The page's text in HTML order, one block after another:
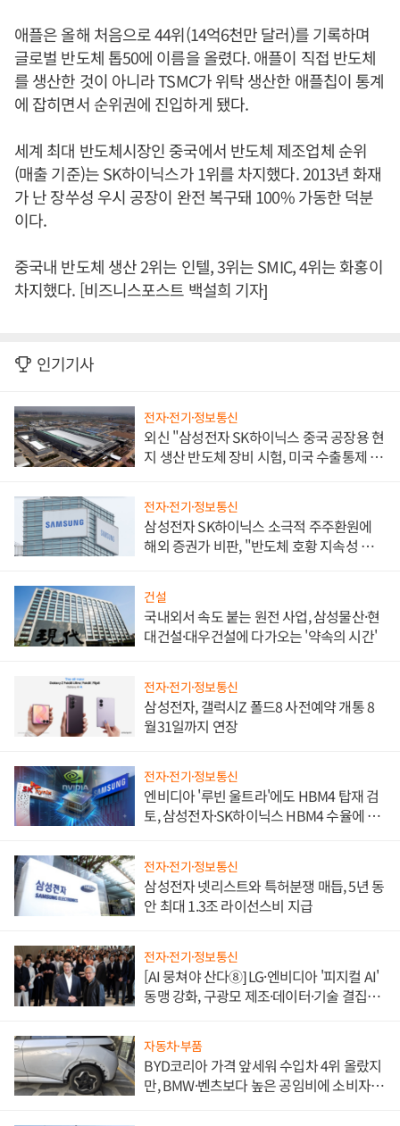
애플은 올해 처음으로 44위(14억6천만 달러)를 기록하며
글로벌 반도체 톱50에 이름을 올렸다. 애플이 직접 반도체
를 생산한 것이 아니라 TSMC가 위탁 생산한 애플칩이 통계
에 잡히면서 순위권에 진입하게 됐다.
세계 최대 반도체시장인 중국에서 반도체 제조업체 순위
(매출 기준)는 SK하이닉스가 1위를 차지했다. 2013년 화재
가 난 장쑤성 우시 공장이 완전 복구돼 100% 가동한 덕분
이다.
중국내 반도체 생산 2위는 인텔, 3위는 SMIC, 4위는 화홍이
차지했다. [비즈니스포스트 백설희 기자]
인기기사
전자·전기·정보통신
외신 "삼성전자 SK하이닉스 중국 공장용 현
지 생산 반도체 장비 시험, 미국 수출통제 대
전자·전기·정보통신
삼성전자 SK하이닉스 소극적 주주환원에
해외 증권가 비판, "반도체 호황 지속성 의
건설
국내외서 속도 붙는 원전 사업, 삼성물산·현
대건설·대우건설에 다가오는 '약속의 시간'
전자·전기·정보통신
삼성전자, 갤럭시Z 폴드8 사전예약 개통 8
월31일까지 연장
전자·전기·정보통신
엔비디아 '루빈 울트라'에도 HBM4 탑재 검
토, 삼성전자·SK하이닉스 HBM4 수율에 주
전자·전기·정보통신
삼성전자 넷리스트와 특허분쟁 매듭, 5년 동
안 최대 1.3조 라이선스비 지급
전자·전기·정보통신
[AI 뭉쳐야 산다⑧] LG·엔비디아 '피지컬 AI'
동맹 강화, 구광모 제조·데이터·기술 결집
자동차·부품
BYD코리아 가격 앞세워 수입차 4위 올랐지
만, BMW·벤츠보다 높은 공임비에 소비자